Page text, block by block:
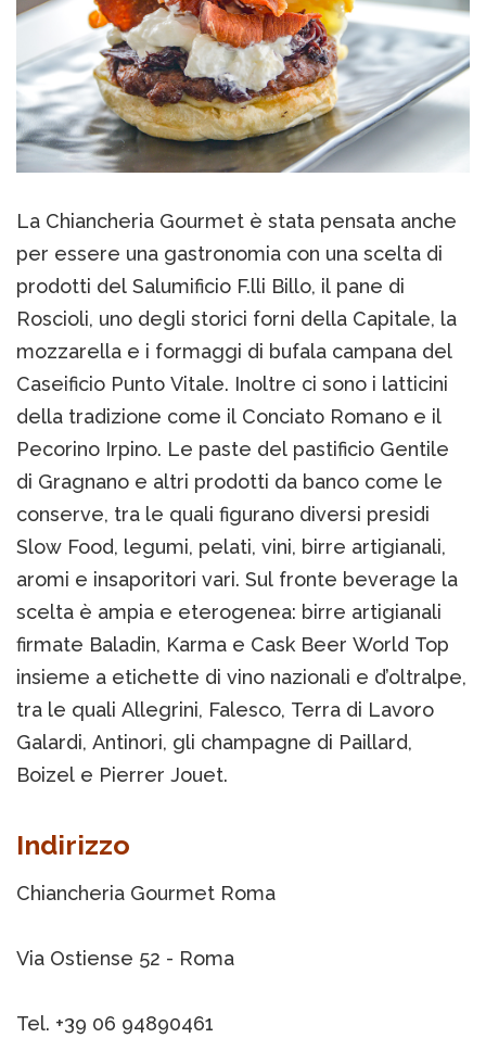
La Chiancheria Gourmet è stata pensata anche
per essere una gastronomia con una scelta di
prodotti del Salumificio F.lli Billo, il pane di
Roscioli, uno degli storici forni della Capitale, la
mozzarella e i formaggi di bufala campana del
Caseificio Punto Vitale. Inoltre ci sono i latticini
della tradizione come il Conciato Romano e il
Pecorino Irpino. Le paste del pastificio Gentile
di Gragnano e altri prodotti da banco come le
conserve, tra le quali figurano diversi presidi
Slow Food, legumi, pelati, vini, birre artigianali,
aromi e insaporitori vari. Sul fronte beverage la
scelta è ampia e eterogenea: birre artigianali
firmate Baladin, Karma e Cask Beer World Top
insieme a etichette di vino nazionali e d’oltralpe,
tra le quali Allegrini, Falesco, Terra di Lavoro
Galardi, Antinori, gli champagne di Paillard,
Boizel e Pierrer Jouet.
Indirizzo
Chiancheria Gourmet Roma
Via Ostiense 52 - Roma
Tel. +39 06 94890461